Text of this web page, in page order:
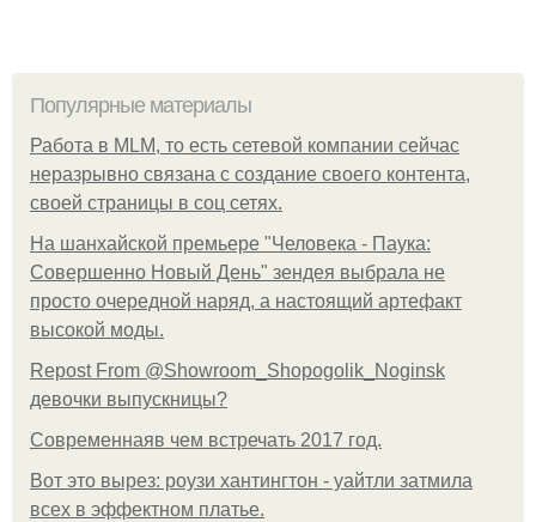
Популярные материалы
Работа в MLM, то есть сетевой компании сейчас
неразрывно связана с создание своего контента,
своей страницы в соц сетях.
На шанхайской премьере "Человека - Паука:
Совершенно Новый День" зендея выбрала не
просто очередной наряд, а настоящий артефакт
высокой моды.
Repost From @Showroom_Shopogolik_Noginsk
девочки выпускницы?
Современнаяв чем встречать 2017 год.
Вот это вырез: роузи хантингтон - уайтли затмила
всех в эффектном платьe.